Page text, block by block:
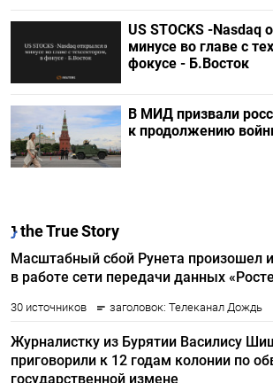
US STOCKS -Nasdaq
минусе во главе с
фокусе - Б.Восток
В МИД призвали
к продолжению